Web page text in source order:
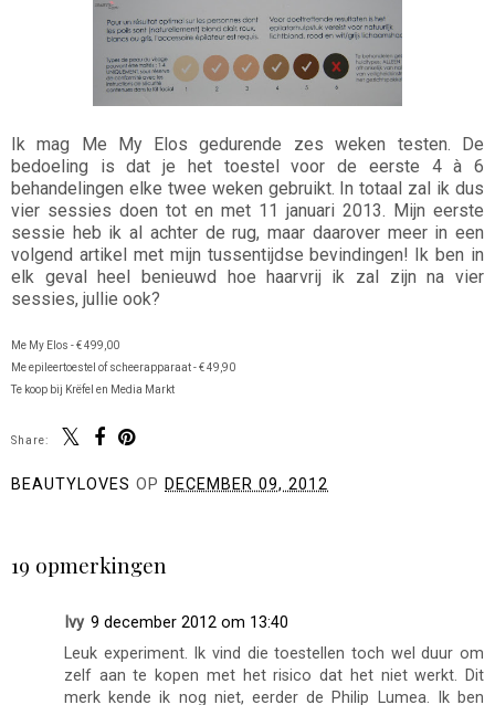
Ik mag Me My Elos gedurende zes weken testen. De
bedoeling is dat je het toestel voor de eerste 4 à 6
behandelingen elke twee weken gebruikt. In totaal zal ik dus
vier sessies doen tot en met 11 januari 2013. Mijn eerste
sessie heb ik al achter de rug, maar daarover meer in een
volgend artikel met mijn tussentijdse bevindingen! Ik ben in
elk geval heel benieuwd hoe haarvrij ik zal zijn na vier
sessies, jullie ook?
Me My Elos - € 499,00
Me epileertoestel of scheerapparaat - € 49,90
Te koop bij Krëfel en Media Markt
Share:
BEAUTYLOVES OP DECEMBER 09, 2012
19 opmerkingen
Ivy 9 december 2012 om 13:40
Leuk experiment. Ik vind die toestellen toch wel duur om
zelf aan te kopen met het risico dat het niet werkt. Dit
merk kende ik nog niet, eerder de Philip Lumea. Ik ben